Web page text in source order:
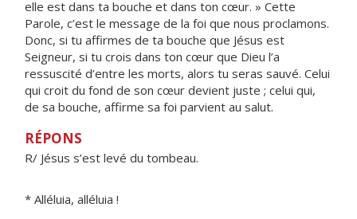
elle est dans ta bouche et dans ton cœur. » Cette
Parole, c’est le message de la foi que nous proclamons.
Donc, si tu affirmes de ta bouche que Jésus est
Seigneur, si tu crois dans ton cœur que Dieu l’a
ressuscité d’entre les morts, alors tu seras sauvé. Celui
qui croit du fond de son cœur devient juste ; celui qui,
de sa bouche, affirme sa foi parvient au salut.
RÉPONS
R/ Jésus s’est levé du tombeau.
* Alléluia, alléluia !